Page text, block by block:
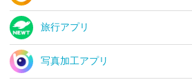
旅行アプリ
写真加工アプリ